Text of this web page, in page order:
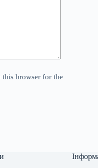
this browser for the